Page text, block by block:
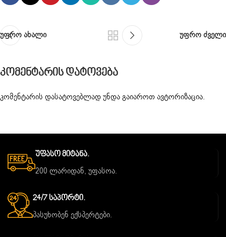
უფრო ახალი უფრო ძველი
Კომენტარის Დატოვება
კომენტარის დასატოვებლად უნდა გაიაროთავტორიზაცია.
Უფასო Მიტანა.
200 ლარიდან, უფასოა.
24/7 Საპორტი.
პასუხობენ ექსპერტები.